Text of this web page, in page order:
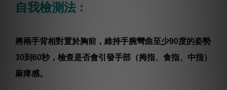
自我檢測法 :
將兩手背相對置於胸前，維持手腕彎曲至少90度的姿勢
30到60秒，檢查是否會引發手部（拇指、食指、中指）
麻痺感。